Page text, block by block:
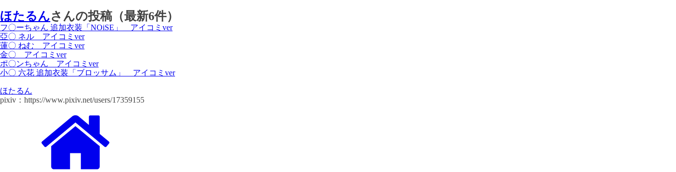
ほたるんさんの投稿（最新6件）
フ〇ーちゃん 追加衣装「NOiSE」 アイコミver
亞〇 ネル アイコミver
蓮〇 ねむ アイコミver
金〇 アイコミver
ポ〇ンちゃん アイコミver
小〇 六花 追加衣装「ブロッサム」 アイコミver
ほたるん
pixiv：https://www.pixiv.net/users/17359155